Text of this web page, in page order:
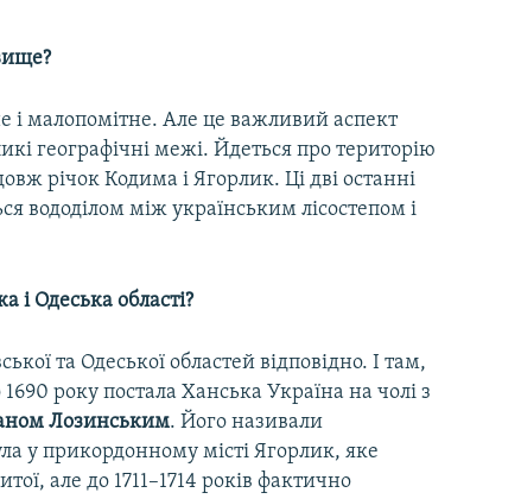
малопомітне. Але це важливий аспект
географічні межі. Йдеться про територію
річок Кодима і Ягорлик. Ці дві останні
вододілом між українським лісостепом і
і Одеська області?
та Одеської областей відповідно. І там,
року постала Ханська Україна на чолі з
Лозинським. Його називали
у прикордонному місті Ягорлик, яке
але до 1711–1714 років фактично